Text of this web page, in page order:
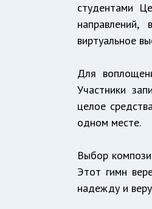
студентами
виртуальное
Для
Участники
целое
одном месте.
Выбор
Этот гимн
надежду и